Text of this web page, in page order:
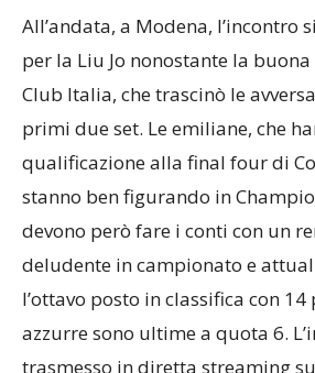
All’andata, a Modena, l’incontro
per la Liu Jo nonostante la
Club Italia, che trascinò le
primi due set. Le emiliane, che
qualificazione alla final four di
stanno ben figurando in
devono però fare i conti con un
deludente in campionato e
l’ottavo posto in classifica con 14